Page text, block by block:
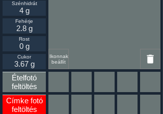
Ikonnak
beállít
Szénhidrát
4 g
Fehérje
2.8 g
Rost
0 g
Cukor
3.67 g
Ételfotó
feltöltés
Címke fotó
feltöltés